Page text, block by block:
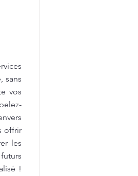
sans
vos
offrir
les
!